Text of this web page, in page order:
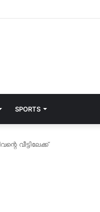
SPORTS
വീട്ടിലേക്ക്